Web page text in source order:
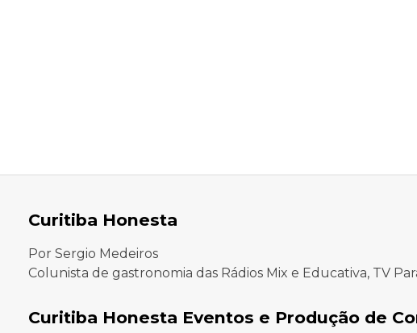
Curitiba Honesta
Por Sergio Medeiros
Colunista de gastronomia das Rádios Mix e Educativa, TV
Curitiba Honesta Eventos e Produção de